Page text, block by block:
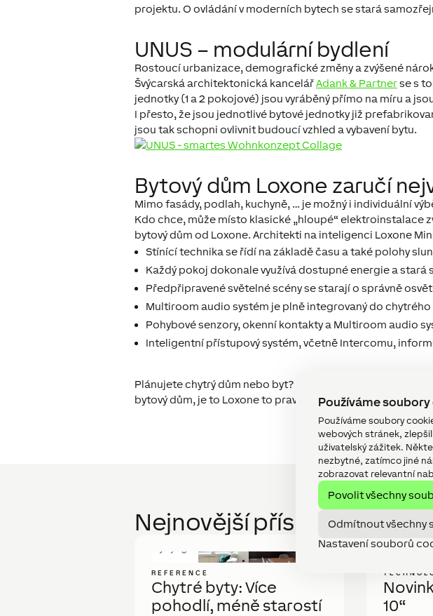
Používáme
Používáme soubory
webových stránek,
uživatelský zážitek.
nezbytné, zatímco jiné
zobrazovat relevantní
Povolit všechny
Odmítnout všechny
Nastavení souborů
projektu. O ovládání v moderních bytech se stará
UNUS – modulární bydlení
Rostoucí urbanizace, demografické změny a zvýšené
Švýcarská architektonická kancelářAdank & Partnerse s
jednotky (1 a 2 pokojové) jsou vyráběný přímo na míru a
I přesto, že jsou jednotlivé bytové jednotky již
jsou tak schopni ovlivnit budoucí vzhled a vybavení bytu.
Bytový dům Loxone zaručí
Mimo fasády, podlah, kuchyně, … je možný i individuální
Kdo chce, může místo klasické „hloupé“
bytový dům od Loxone. Architekti na inteligenci Loxone
Stínící technika se řídí na základě času a také polohy
Každý pokoj dokonale využívá dostupné energie a
Předpřipravené světelné scény se starají o správně
Multiroom audio systém je plně integrovaný do
Pohybové senzory, okenní kontakty a Multiroom audio
Inteligentní přístupový systém, včetně Intercomu,
Plánujete chytrý dům nebo byt? Spojte se s námi. Rádi si
bytový dům, je to Loxone to pravé řešení.
Nejnovější příspěvky
REFERENCE
Chytré byty: Více
pohodlí, méně starostí
10“